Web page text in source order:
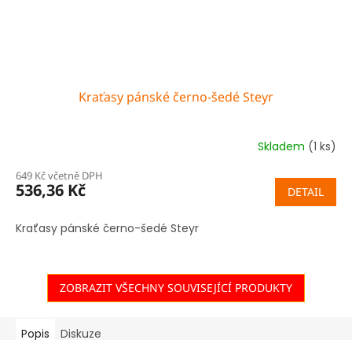
Kraťasy pánské černo-šedé Steyr
Skladem (1 ks)
649 Kč včetně DPH
536,36 Kč DETAIL
Kraťasy pánské černo-šedé Steyr
ZOBRAZIT VŠECHNY SOUVISEJÍCÍ PRODUKTY
Popis Diskuze